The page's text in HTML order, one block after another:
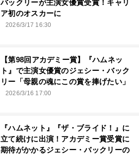
バックリーが主演女優賞受賞！キャリ
ア初のオスカーに
2026/3/17 16:30
【第98回アカデミー賞】『ハムネッ
ト』で主演女優賞のジェシー・バック
リー「母親の魂にこの賞を捧げたい」
2026/3/16 17:00
『ハムネット』『ザ・ブライド！』に
立て続けに出演！アカデミー賞受賞に
期待がかかるジェシー・バックリーの